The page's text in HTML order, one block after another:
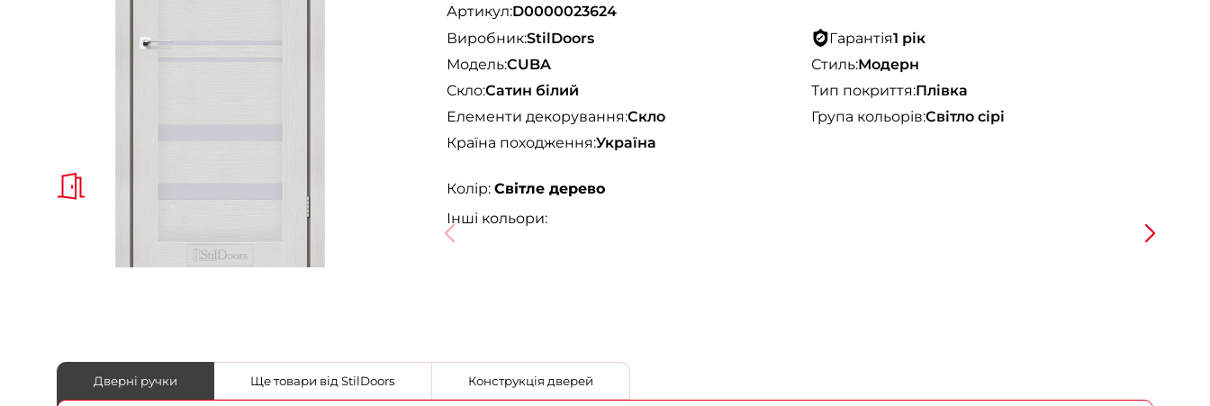
Артикул:D0000023624
Виробник:StilDoors Гарантія1 рік
Модель:CUBA Стиль:Модерн
Скло:Сатин білий Тип покриття:Плівка
Елементи декорування:Скло Група кольорів:Світло сірі
Країна походження:Україна
Колір: Світле дерево
Інші кольори:
Дверні ручки Ще товари від StilDoors Конструкція дверей